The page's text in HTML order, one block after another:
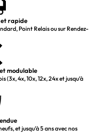
et rapide
Point Relais ou sur Rendez-
modulable
(3x, 4x, 10x, 12x, 24x et jusqu’à
et jusqu’à 5 ans avec nos